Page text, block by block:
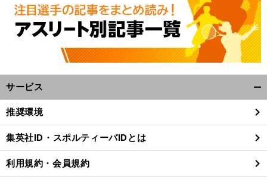
サービス
閉
る
推奨環境
集英社ID・スポルティーバIDとは
利用規約・会員規約